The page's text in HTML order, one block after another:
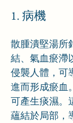
1. 病機
散腫潰堅湯所
結、氣血瘀滯
侵襲人體，可
進而形成瘀血
可產生痰濕。
蘊結於局部，